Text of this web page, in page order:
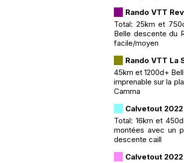
Rando VTT
Total: 25km et
Belle descente du
facile/moyen
Rando VTT La
45km et 1200d+
imprenable sur la
Camma
Calvetout
Total: 16km et
montées avec un
descente caill
Calvetout 2022